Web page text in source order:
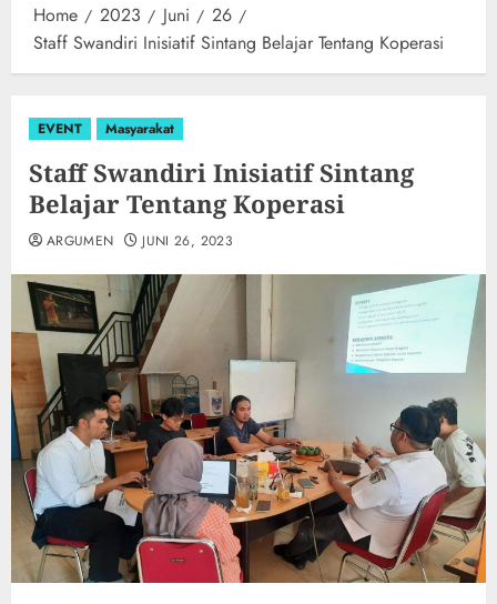
Home 2023 Juni
26
Staff Swandiri Inisiatif Sintang Belajar Tentang Koperasi
EVENT Masyarakat
Staff Swandiri Inisiatif Sintang
Belajar Tentang Koperasi
ARGUMEN JUNI 26, 2023